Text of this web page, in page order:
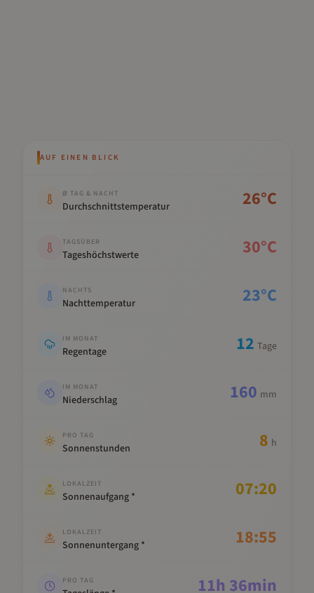
AUF EINEN BLICK
Ø TAG & NACHT
Durchschnittstemperatur 26°C
TAGSÜBER
Tageshöchstwerte 30°C
NACHTS
Nachttemperatur 23°C
IM MONAT
Regentage 12 Tage
IM MONAT
Niederschlag 160 mm
PRO TAG
Sonnenstunden 8 h
LOKALZEIT
Sonnenaufgang * 07:20
LOKALZEIT
Sonnenuntergang * 18:55
PRO TAG 11h 36min